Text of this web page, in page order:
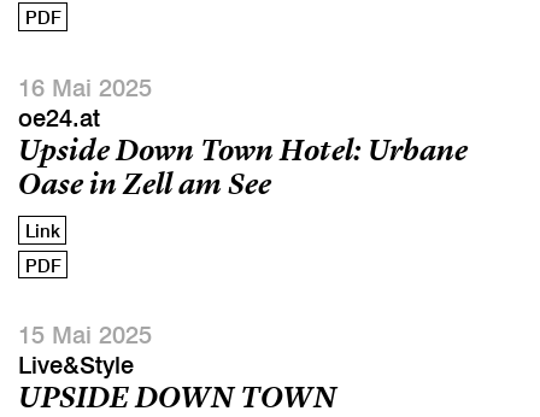
PDF
16 Mai 2025
oe24.at
Upside Down Town Hotel: Urbane
Oase in Zell am See
Link
PDF
15 Mai 2025
Live&Style
UPSIDE DOWN TOWN